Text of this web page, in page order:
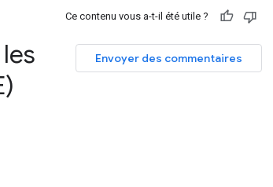
Ce contenu vous a-t-il été utile ?
Envoyer des commentaires